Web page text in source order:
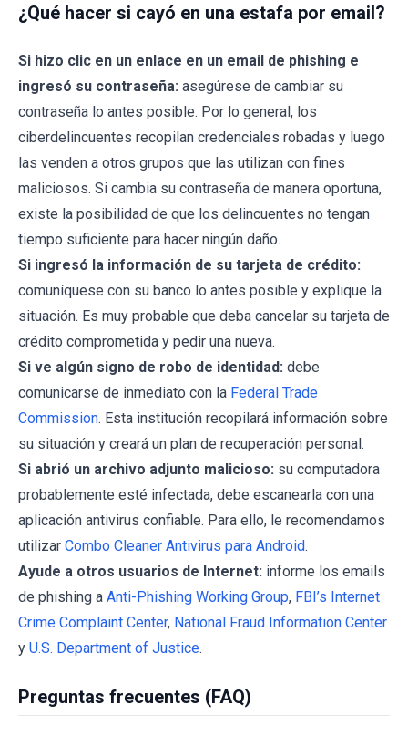
¿Qué hacer si cayó en una estafa por email?
Si hizo clic en un enlace en un email de phishing e
ingresó su contraseña: asegúrese de cambiar su
contraseña lo antes posible. Por lo general, los
ciberdelincuentes recopilan credenciales robadas y luego
las venden a otros grupos que las utilizan con fines
maliciosos. Si cambia su contraseña de manera oportuna,
existe la posibilidad de que los delincuentes no tengan
tiempo suficiente para hacer ningún daño.
Si ingresó la información de su tarjeta de crédito:
comuníquese con su banco lo antes posible y explique la
situación. Es muy probable que deba cancelar su tarjeta de
crédito comprometida y pedir una nueva.
Si ve algún signo de robo de identidad: debe
comunicarse de inmediato con la Federal Trade
Commission. Esta institución recopilará información sobre
su situación y creará un plan de recuperación personal.
Si abrió un archivo adjunto malicioso: su computadora
probablemente esté infectada, debe escanearla con una
aplicación antivirus confiable. Para ello, le recomendamos
utilizar Combo Cleaner Antivirus para Android.
Ayude a otros usuarios de Internet: informe los emails
de phishing a Anti-Phishing Working Group, FBI’s Internet
Crime Complaint Center, National Fraud Information Center
y U.S. Department of Justice.
Preguntas frecuentes (FAQ)